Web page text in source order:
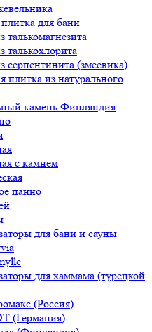
для бани
талькомагнезита
талькохлорита
серпентинита (змеевика)
плитка из натурального
камень Финляндия
с камнем
панно
для бани и сауны
для хаммама (турецкой
(Россия)
(Германия)